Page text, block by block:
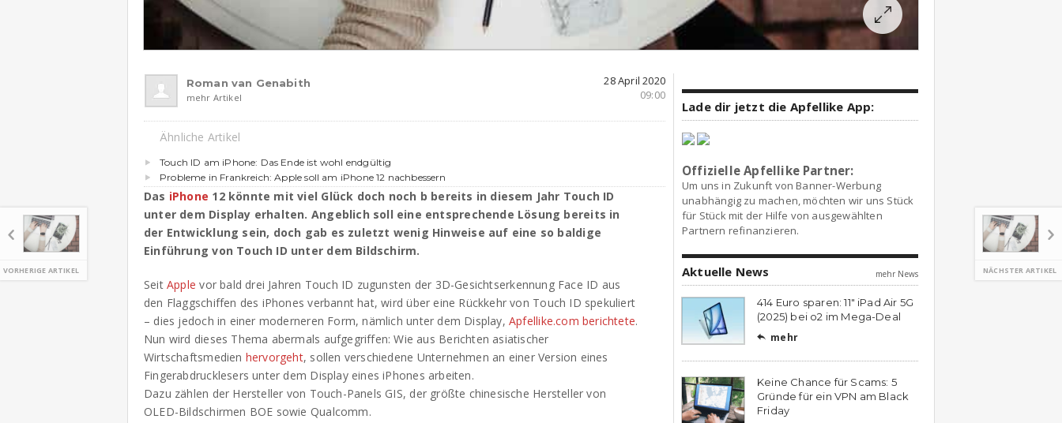
VORHERIGE ARTIKEL NÄCHSTER ARTIKEL
Roman van Genabith
mehr Artikel
28 April 2020
09:00
Ähnliche Artikel
Touch ID am iPhone: Das Ende ist wohl endgültig
Probleme in Frankreich: Apple soll am iPhone 12 nachbessern
Das iPhone 12 könnte mit viel Glück doch noch b bereits in diesem Jahr Touch ID
unter dem Display erhalten. Angeblich soll eine entsprechende Lösung bereits in
der Entwicklung sein, doch gab es zuletzt wenig Hinweise auf eine so baldige
Einführung von Touch ID unter dem Bildschirm.
SeitApple vor bald drei Jahren Touch ID zugunsten der 3D-Gesichtserkennung Face ID aus
den Flaggschiffen des iPhones verbannt hat, wird über eine Rückkehr von Touch ID spekuliert
– dies jedoch in einer moderneren Form, nämlich unter dem Display,Apfellike.com berichtete.
Nun wird dieses Thema abermals aufgegriffen: Wie aus Berichten asiatischer
Wirtschaftsmedien hervorgeht, sollen verschiedene Unternehmen an einer Version eines
Fingerabdrucklesers unter dem Display eines iPhones arbeiten.
Dazu zählen der Hersteller von Touch-Panels GIS, der größte chinesische Hersteller von
OLED-Bildschirmen BOE sowie Qualcomm.
Lade dir jetzt die Apfellike App:
Offizielle Apfellike Partner:
Um uns in Zukunft von Banner-Werbung
unabhängig zu machen, möchten wir uns Stück
für Stück mit der Hilfe von ausgewählten
Partnern refinanzieren.
Aktuelle News mehr News
414 Euro sparen: 11″ iPad Air 5G
(2025) bei o2 im Mega-Deal
 mehr
Keine Chance für Scams: 5
Gründe für ein VPN am Black
Friday